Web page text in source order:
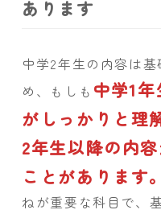
あります
中学2年生の内容は
め、もしも 中学1
がしっかりと理
2年生以降の内
ことがあります。
ねが重要な科目で、